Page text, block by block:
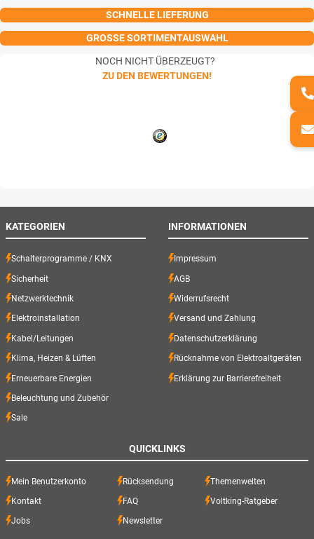
SCHNELLE LIEFERUNG
GROSSE SORTIMENTAUSWAHL
NOCH NICHT ÜBERZEUGT?
ZU DEN BEWERTUNGEN!
KATEGORIEN
Schalterprogramme / KNX
Sicherheit
Netzwerktechnik
Elektroinstallation
Kabel/Leitungen
Klima, Heizen & Lüften
Erneuerbare Energien
Beleuchtung und Zubehör
Sale
INFORMATIONEN
Impressum
AGB
Widerrufsrecht
Versand und Zahlung
Datenschutzerklärung
Rücknahme von Elektroaltgeräten
Erklärung zur Barrierefreiheit
QUICKLINKS
Mein Benutzerkonto Rücksendung Themenwelten
Kontakt FAQ Voltking-Ratgeber
Jobs Newsletter